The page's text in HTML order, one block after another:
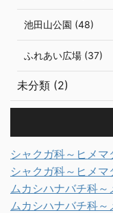
池田山公園 (48)
ふれあい広場 (37)
未分類 (2)
シャクガ科～ヒメマ
シャクガ科～ヒメマ
ムカシハナバチ科
ムカシハナバチ科